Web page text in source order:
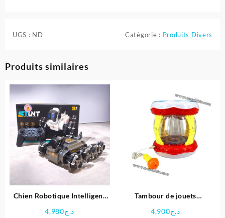
UGS : ND Catégorie : Produits Divers
Produits similaires
Chien Robotique Intelligent
د.ج4,980
Tambour de jouets
د.ج4,900